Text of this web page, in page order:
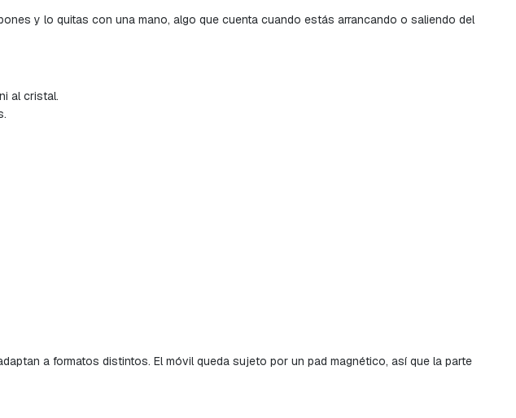
y lo quitas con una mano, algo que cuenta cuando estás arrancando o saliendo del
al cristal.
a formatos distintos. El móvil queda sujeto por un pad magnético, así que la parte